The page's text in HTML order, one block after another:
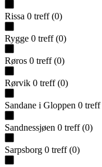
Rissa 0 treff (0)
Rygge 0 treff (0)
Røros 0 treff (0)
Rørvik 0 treff (0)
Sandane i Gloppen 0 treff
Sandnessjøen 0 treff (0)
Sarpsborg 0 treff (0)